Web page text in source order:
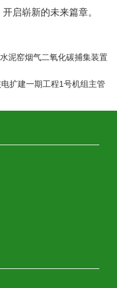
启崭新的未来篇章。
泥窑烟气二氧化碳捕集装置
扩建一期工程1号机组主管